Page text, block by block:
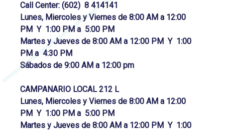
Call Center: (602) 8 414141
Lunes, Miercoles y Viernes de 8:00 AM a 12:00
PM Y 1:00 PM a 5:00 PM
Martes y Jueves de 8:00 AM a 12:00 PM Y 1:00
PM a 4:30 PM
Sábados de 9:00 AM a 12:00 pm
CAMPANARIO LOCAL 212 L
Lunes, Miercoles y Viernes de 8:00 AM a 12:00
PM Y 1:00 PM a 5:00 PM
Martes y Jueves de 8:00 AM a 12:00 PM Y 1:00